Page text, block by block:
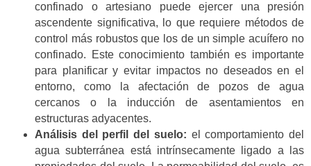
confinado o artesiano puede ejercer una presión
ascendente significativa, lo que requiere métodos de
control más robustos que los de un simple acuífero no
confinado. Este conocimiento también es importante
para planificar y evitar impactos no deseados en el
entorno, como la afectación de pozos de agua
cercanos o la inducción de asentamientos en
estructuras adyacentes.
Análisis del perfil del suelo: el comportamiento del
agua subterránea está intrínsecamente ligado a las